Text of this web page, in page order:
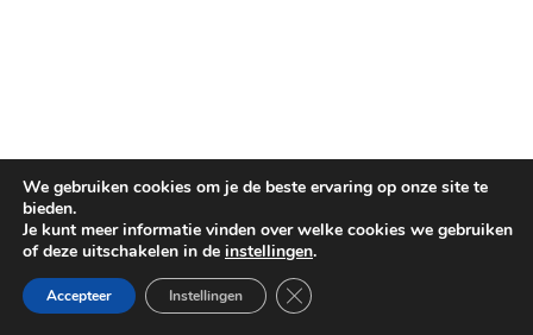
We gebruiken cookies om je de beste ervaring op onze site te
bieden.
Je kunt meer informatie vinden over welke cookies we gebruiken
of deze uitschakelen in de instellingen.
Accepteer Instellingen Sluit AVG/GDPR cookie banner